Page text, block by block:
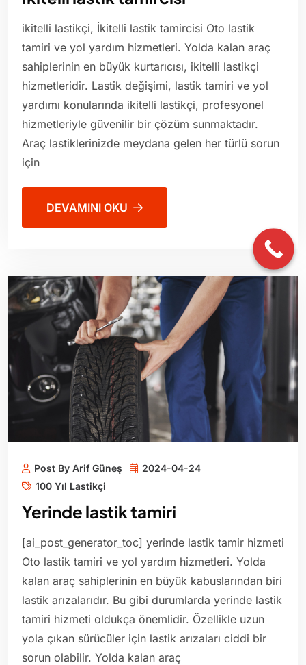
ikitelli lastikçi, İkitelli lastik tamircisi Oto lastik
tamiri ve yol yardım hizmetleri. Yolda kalan araç
sahiplerinin en büyük kurtarıcısı, ikitelli lastikçi
hizmetleridir. Lastik değişimi, lastik tamiri ve yol
yardımı konularında ikitelli lastikçi, profesyonel
hizmetleriyle güvenilir bir çözüm sunmaktadır.
Araç lastiklerinizde meydana gelen her türlü sorun
için
DEVAMINI OKU
Post By Arif Güneş
2024-04-24
100 Yıl Lastikçi
Yerinde lastik tamiri
[ai_post_generator_toc] yerinde lastik tamir hizmeti
Oto lastik tamiri ve yol yardım hizmetleri. Yolda
kalan araç sahiplerinin en büyük kabuslarından biri
lastik arızalarıdır. Bu gibi durumlarda yerinde lastik
tamiri hizmeti oldukça önemlidir. Özellikle uzun
yola çıkan sürücüler için lastik arızaları ciddi bir
sorun olabilir. Yolda kalan araç